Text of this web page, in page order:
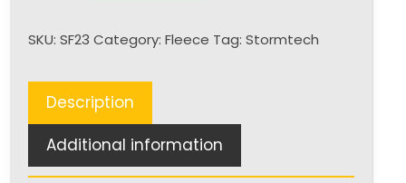
SKU:SF23 Category:Fleece Tag:Stormtech
Description
Additional information